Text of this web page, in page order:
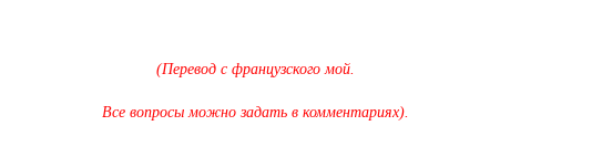
(Перевод с французского мой.
Все вопросы можно задать в комментариях).